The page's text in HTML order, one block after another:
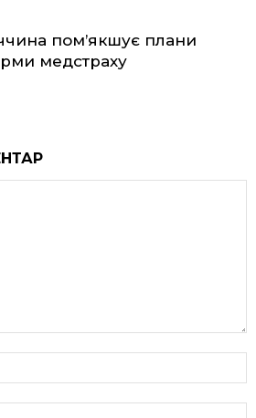
пом’якшує плани
медстраху